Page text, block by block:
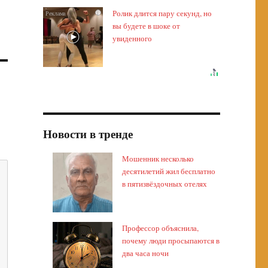
i
Ролик длится пару секунд, но
вы будете в шоке от
увиденного
Новости в тренде
Мошенник несколько
десятилетий жил бесплатно
в пятизвёздочных отелях
Профессор объяснила,
почему люди просыпаются в
два часа ночи